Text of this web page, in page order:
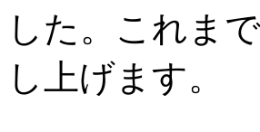
した。これま
し上げます。